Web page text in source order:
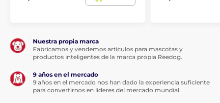
Nuestra propia marca
Fabricamos y vendemos artículos para mascotas y
productos inteligentes de la marca propia Reedog.
9 años en el mercado
9 años en el mercado nos han dado la experiencia suficiente
para convertirnos en líderes del mercado mundial.